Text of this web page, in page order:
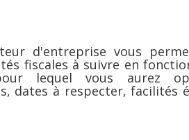
d'entreprise vous
fiscales à suivre en
lequel vous aurez
dates à respecter, facilités